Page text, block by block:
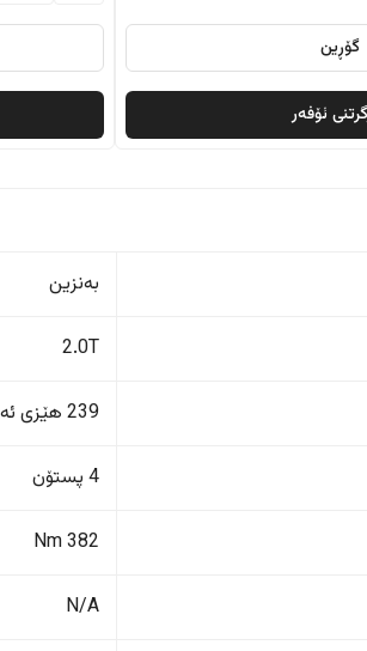
گۆڕین
ئۆفەر
بەنزین
2.0T
239 هێزی ئەسپ
4 پستۆن
382 Nm
N/A